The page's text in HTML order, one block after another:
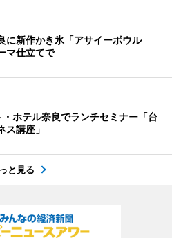
に新作かき氷「アサイーボウル
マ仕立てで
ホテル奈良でランチセミナー「台
ス講座」
と見る